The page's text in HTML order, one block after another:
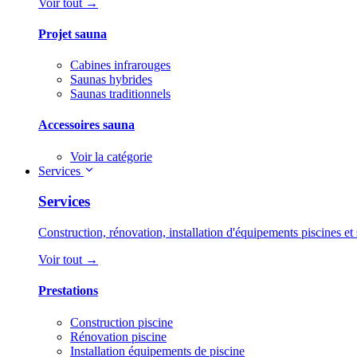
Projet sauna
Cabines infrarouges
Saunas hybrides
Saunas traditionnels
Accessoires sauna
Voir la catégorie
Services
Services
Construction, rénovation, installation d'équipements piscines et
Voir tout →
Prestations
Construction piscine
Rénovation piscine
Installation équipements de piscine